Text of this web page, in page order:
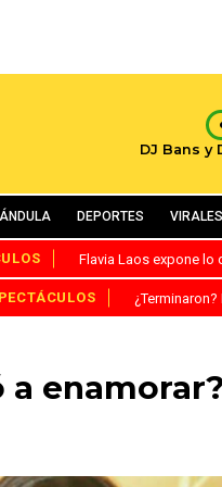
DJ Bans y
DEPORTES VIRALES
Flavia Laos expone lo
a